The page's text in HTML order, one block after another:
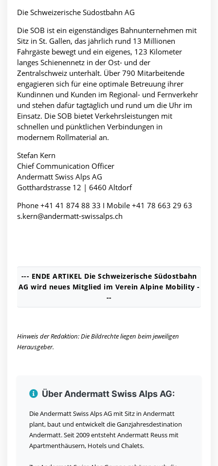
Die Schweizerische Südostbahn AG
Die SOB ist ein eigenständiges Bahnunternehmen mit
Sitz in St. Gallen, das jährlich rund 13 Millionen
Fahrgäste bewegt und ein eigenes, 123 Kilometer
langes Schienennetz in der Ost- und der
Zentralschweiz unterhält. Über 790 Mitarbeitende
engagieren sich für eine optimale Betreuung ihrer
Kundinnen und Kunden im Regional- und Fernverkehr
und stehen dafür tagtäglich und rund um die Uhr im
Einsatz. Die SOB bietet Verkehrsleistungen mit
schnellen und pünktlichen Verbindungen in
modernem Rollmaterial an.
Stefan Kern
Chief Communication Officer
Andermatt Swiss Alps AG
Gotthardstrasse 12 | 6460 Altdorf
Phone +41 41 874 88 33 I Mobile +41 78 663 29 63
s.kern@andermatt-swissalps.ch
--- ENDE ARTIKEL Die Schweizerische Südostbahn
AG wird neues Mitglied im Verein Alpine Mobility -
--
Hinweis der Redaktion: Die Bildrechte liegen beim jeweiligen
Herausgeber.
Über Andermatt Swiss Alps AG:
Die Andermatt Swiss Alps AG mit Sitz in Andermatt
plant, baut und entwickelt die Ganzjahresdestination
Andermatt. Seit 2009 entsteht Andermatt Reuss mit
Apartmenthäusern, Hotels und Chalets.